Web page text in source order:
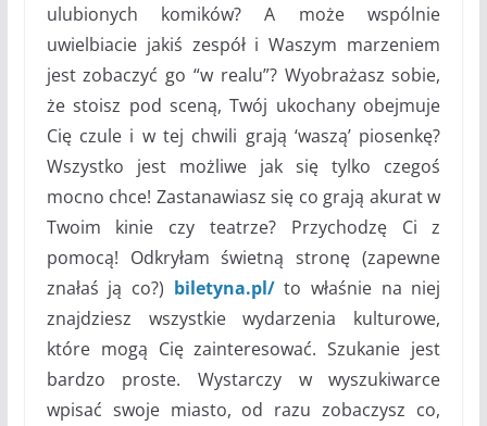
ulubionych komików? A może wspólnie
uwielbiacie jakiś zespół i Waszym marzeniem
jest zobaczyć go “w realu”? Wyobrażasz sobie,
że stoisz pod sceną, Twój ukochany obejmuje
Cię czule i w tej chwili grają ‘waszą’ piosenkę?
Wszystko jest możliwe jak się tylko czegoś
mocno chce! Zastanawiasz się co grają akurat w
Twoim kinie czy teatrze? Przychodzę Ci z
pomocą! Odkryłam świetną stronę (zapewne
znałaś ją co?) biletyna.pl/ to właśnie na niej
znajdziesz wszystkie wydarzenia kulturowe,
które mogą Cię zainteresować. Szukanie jest
bardzo proste. Wystarczy w wyszukiwarce
wpisać swoje miasto, od razu zobaczysz co,